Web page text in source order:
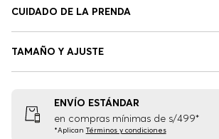
CUIDADO DE LA PRENDA
TAMAÑO Y AJUSTE
ENVÍO ESTÁNDAR
en compras mínimas de s/499*
*Aplican Términos y condiciones